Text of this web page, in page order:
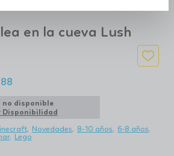
en la cueva Lush
no disponible
Disponibilidad
Novedades 8-10 años
6-8 años
Lego